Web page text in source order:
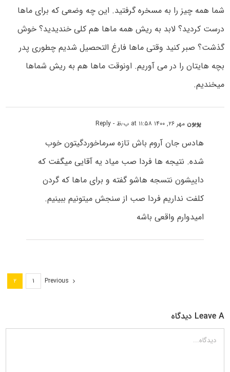
شما همه چیز را به مسخره گرفتید. این چه وضعی که برای ماها
درست کردید؟ لابد به ریش همه ماها هم کلی خندیدید؟ خوش
گذشت؟ صبر کنید وقتی ماها فارغ التحصیل شدیم چطوری پدر
بچه هایتان را در می آوریم. اونوقت ماها هم به ریش شماها
میخندیم.
پوبون مهر ۲۶, ۱۴۰۰ at ۱۱:۵۸ ب٫ظ - Reply
هادس جان آروم باش تازه سرماخوردگیتون خوب
شده. نتیجه ها فردا صب میاد یه آقایی میگفت که
داییشون نتسجه هاشو گفته و برای ماها که گردن
کلفت نداریم فردا صب از سنجش میتونیم ببینیم.
امیدوارم واقعی باشه
Previous ۱ ۲
Leave A دیدگاه
دیدگاه